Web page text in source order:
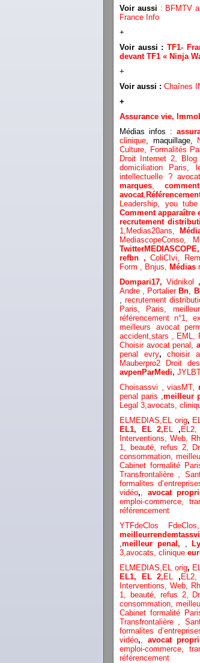
Voir aussi : BFMTV
France Info
+
Voir aussi : TF1-
devant TF1 « Ninja
+
Voir aussi : Chaînes
+
Assurance vie,
Médias infos :
clinique , maquillage,
Culture,
Formalités
Droit Internet 2
Blog
domiciliation Paris,
intellectuelle ?
marques ,
avocat,
Leadership, you tube
Comment apparaître
recrutement
1, Medias20ans,
MediascopeConso,
refbn ,ColiCIvi,
Form , Bnjus, Médias
Dompari17,Vidnikol,
Andre , PortalierBn
,recrutement
Paris, Paris,
référencement n°1,
meilleurs avocat
accident, stars EML,
Choisir avocat penal,
penal evry,choisir
Mauberpro2 Droit
avpenParMedi,
Choisassvi ,viasMT,
penal paris
meilleur
Legal 3 avocats,
ELMEDIAS, EL orig,
EL1, EL 2,EL ,EL2,
Interventions, Web,
1
, beauté, refus 2,
consommation ,
Cabinet formalité
Transfrontalière ,
formalites
vidéo, ,avocat
emploi-commerce,
référencement
YTFdeClos
meilleur penal, ,
3 avocats, clinique
ELMEDIAS, EL orig,
EL1, EL 2,EL ,EL2,
Interventions, Web,
1
, beauté, refus 2,
consommation ,
Cabinet formalité
Transfrontalière ,
formalites
vidéo, ,avocat
emploi-commerce,
référencement